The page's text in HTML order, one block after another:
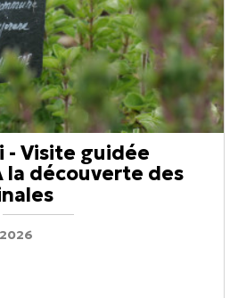
- Visite guidée
la découverte des